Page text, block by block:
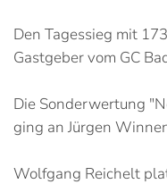
Den Tagessieg mit
Gastgeber vom GC
Die Sonderwertung
ging an Jürgen
Wolfgang Reichelt